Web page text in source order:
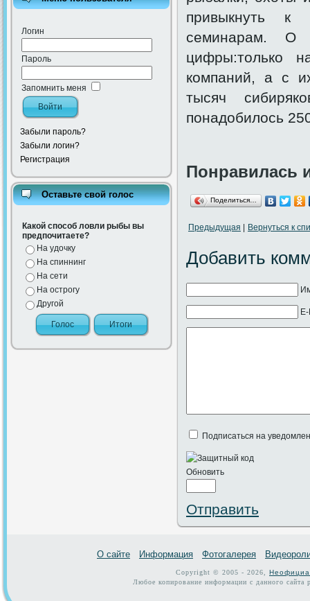
Логин
Пароль
Запомнить меня
Забыли пароль?
Забыли логин?
Регистрация
Оставьте свой голос
Какой способ ловли рыбы вы
предпочитаете?
На удочку
На спиннинг
На сети
На острогу
Другой
привыкнуть к
семинарам. О
цифры:только
компаний, а с
тысяч
понадобилось
Понравилась
Поделиться…
Предыдущая Вернуться к
Добавить
Подписаться на
Обновить
Отправить
О сайте Информация Фотогалерея
Copyright © 2005 - 2026,
Любое копирование информации с данного сайта